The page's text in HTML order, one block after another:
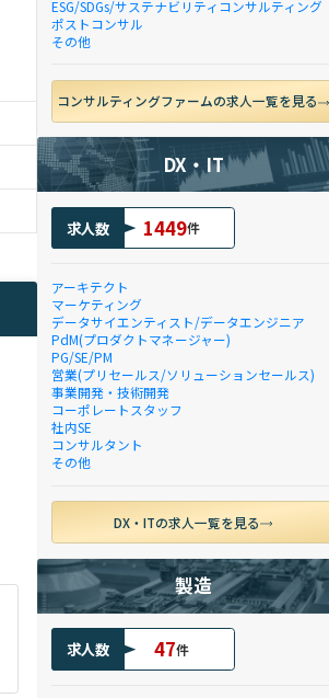
ESG/SDGs/サステナビリティコンサルティング
ポストコンサル
その他
コンサルティングファームの求人一覧を見る
DX・IT
求人数 1449件
アーキテクト
マーケティング
データサイエンティスト/データエンジニア
PdM(プロダクトマネージャー)
PG/SE/PM
営業(プリセールス/ソリューションセールス)
事業開発・技術開発
コーポレートスタッフ
社内SE
コンサルタント
その他
DX・ITの求人一覧を見る
製造
求人数 47件